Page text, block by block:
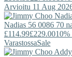
Arvioitu 11 Aug
Nadias 56 0086 70
£114.99£229.0010%
VarastossaSale